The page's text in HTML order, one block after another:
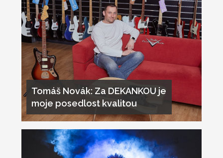
Tomáš Novák: Za DEKANKOU je
moje posedlost kvalitou